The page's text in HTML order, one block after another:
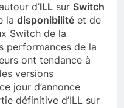
d’ILL sur Switch
la disponibilité et de
Switch de la
performances de la
ont tendance à
versions
jour d’annonce
définitive d’ILL sur